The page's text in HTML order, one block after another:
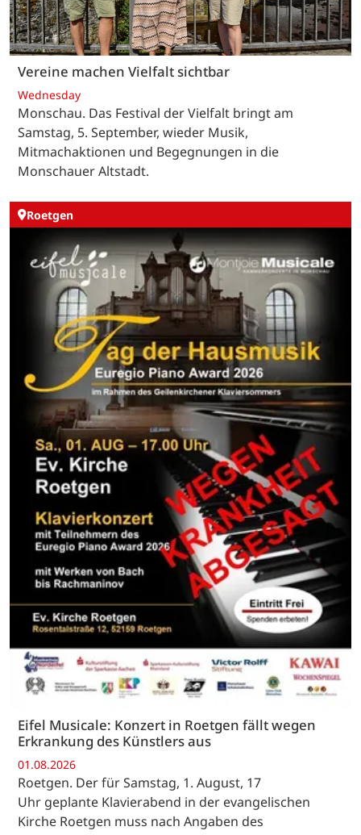
Vereine machen Vielfalt sichtbar
Wednesday
Monschau. Das Festival der Vielfalt bringt am
Samstag, 5. September, wieder Musik,
Mitmachaktionen und Begegnungen in die
Monschauer Altstadt.
Roetgen
Eifel Musicale: Konzert in Roetgen fällt wegen
Erkrankung des Künstlers aus
01.08.2026
Roetgen. Der für Samstag, 1. August, 17
Uhr geplante Klavierabend in der evangelischen
Kirche Roetgen muss nach Angaben des